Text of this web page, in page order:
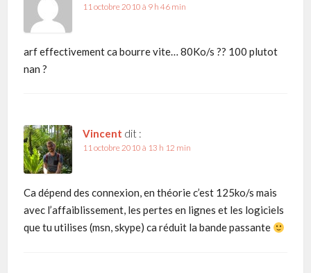
11 octobre 2010 à 9 h 46 min
arf effectivement ca bourre vite… 80Ko/s ?? 100 plutot
nan ?
Vincent dit :
11 octobre 2010 à 13 h 12 min
Ca dépend des connexion, en théorie c’est 125ko/s mais
avec l’affaiblissement, les pertes en lignes et les logiciels
que tu utilises (msn, skype) ca réduit la bande passante